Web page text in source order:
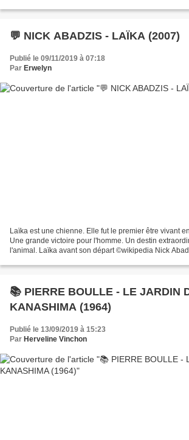
💬 NICK ABADZIS - LAÏKA (2007)
Publié le 09/11/2019 à 07:18
Par Erwelyn
Laïka est une chienne. Elle fut le premier être vivant
Une grande victoire pour l'homme. Un destin
l'animal. Laïka avant son départ ©wikipedia Nick
📚 PIERRE BOULLE - LE JARDIN
KANASHIMA (1964)
Publié le 13/09/2019 à 15:23
Par Herveline Vinchon